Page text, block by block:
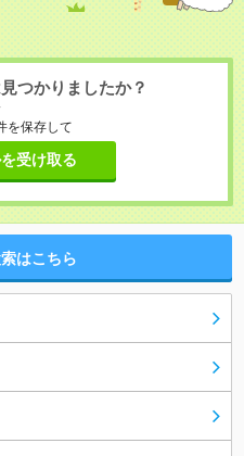
つかりましたか？
を保存して
受け取る
はこちら